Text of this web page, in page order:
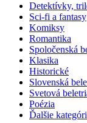
Detektívky,
Sci-fi a fantasy
Komiksy
Romantika
Spoločenská
Klasika
Historické
Slovenská
Svetová
Poézia
Ďalšie